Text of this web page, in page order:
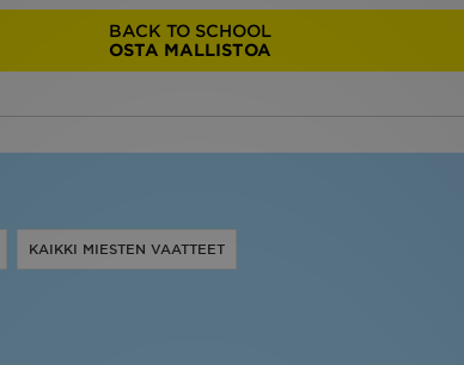
BACK TO SCHOOL
OSTA MALLISTOA
KAIKKI MIESTEN VAATTEET